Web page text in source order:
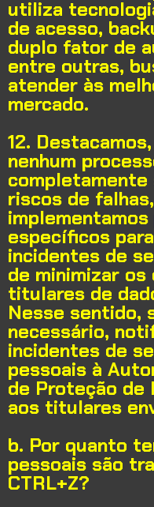
utiliza
de acesso,
duplo fator de
entre outras,
atender às
mercado.
12.
nenhum
completamente
riscos de
específicos
incidentes de
de minimizar os
titulares de
Nesse sentido,
necessário,
incidentes de
pessoais à
de Proteção de
aos titulares
b. Por quanto
pessoais são
CTRL+Z?